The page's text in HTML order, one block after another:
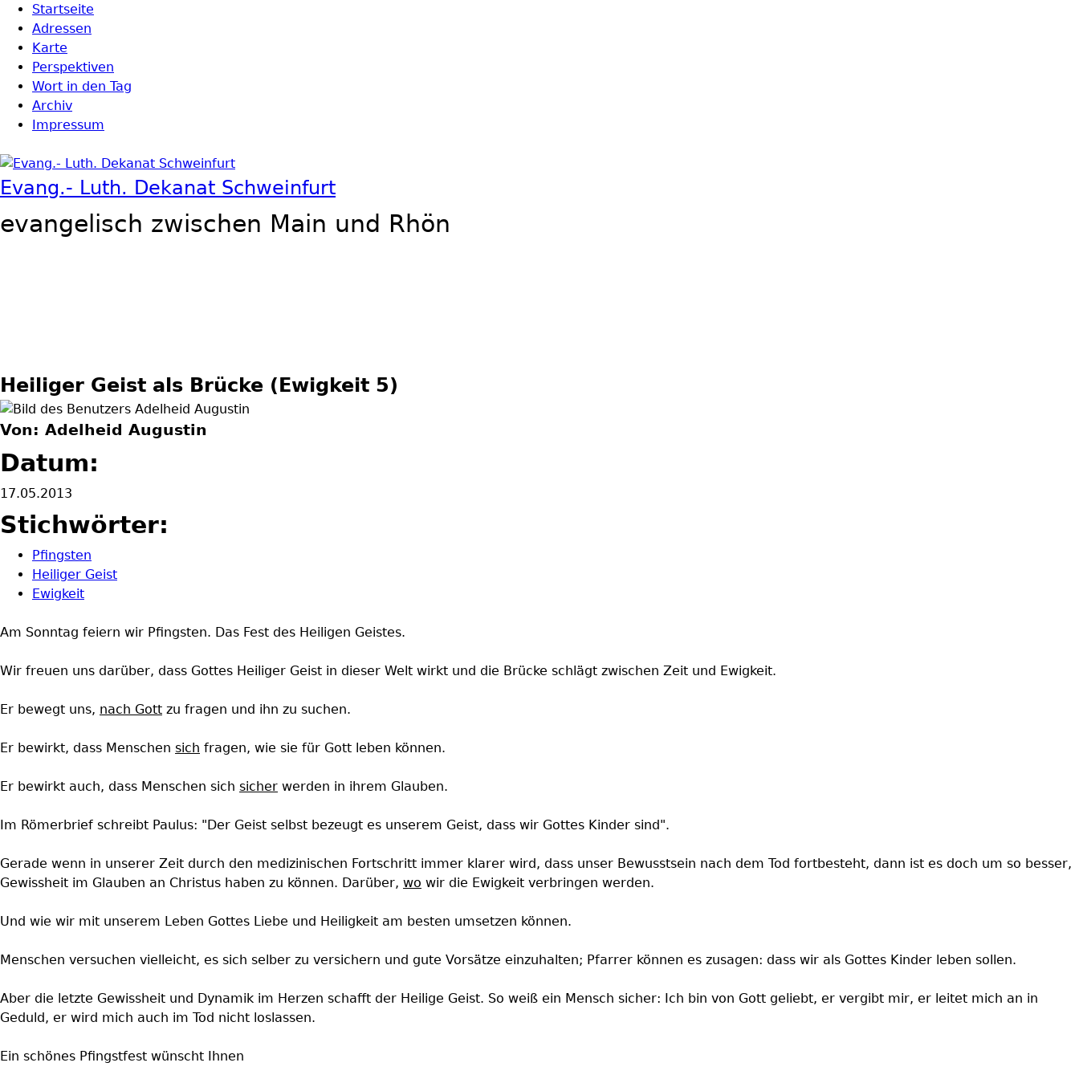
Direkt zum Inhalt
Hauptmenü
Startseite
Adressen
Karte
Perspektiven
Wort in den Tag
Archiv
Impressum
Evang.- Luth. Dekanat Schweinfurt
evangelisch zwischen Main und Rhön
Heiliger Geist als Brücke (Ewigkeit 5)
Von: Adelheid Augustin
Datum:
17.05.2013
Stichwörter:
Pfingsten
Heiliger Geist
Ewigkeit
Am Sonntag feiern wir Pfingsten. Das Fest des Heiligen Geistes.
Wir freuen uns darüber, dass Gottes Heiliger Geist in dieser Welt wirkt und die Brücke schlägt zwischen Zeit und Ewigkeit.
Er bewegt uns, nach Gott zu fragen und ihn zu suchen.
Er bewirkt, dass Menschen sich fragen, wie sie für Gott leben können.
Er bewirkt auch, dass Menschen sich sicher werden in ihrem Glauben.
Im Römerbrief schreibt Paulus: "Der Geist selbst bezeugt es unserem Geist, dass wir Gottes Kinder sind".
Gerade wenn in unserer Zeit durch den medizinischen Fortschritt immer klarer wird, dass unser Bewusstsein nach dem Tod fortbesteht, dann ist es doch um so besser,
Gewissheit im Glauben an Christus haben zu können. Darüber, wo wir die Ewigkeit verbringen werden.
Und wie wir mit unserem Leben Gottes Liebe und Heiligkeit am besten umsetzen können.
Menschen versuchen vielleicht, es sich selber zu versichern und gute Vorsätze einzuhalten; Pfarrer können es zusagen: dass wir als Gottes Kinder leben sollen.
Aber die letzte Gewissheit und Dynamik im Herzen schafft der Heilige Geist. So weiß ein Mensch sicher: Ich bin von Gott geliebt, er vergibt mir, er leitet mich an in
Geduld, er wird mich auch im Tod nicht loslassen.
Ein schönes Pfingstfest wünscht Ihnen